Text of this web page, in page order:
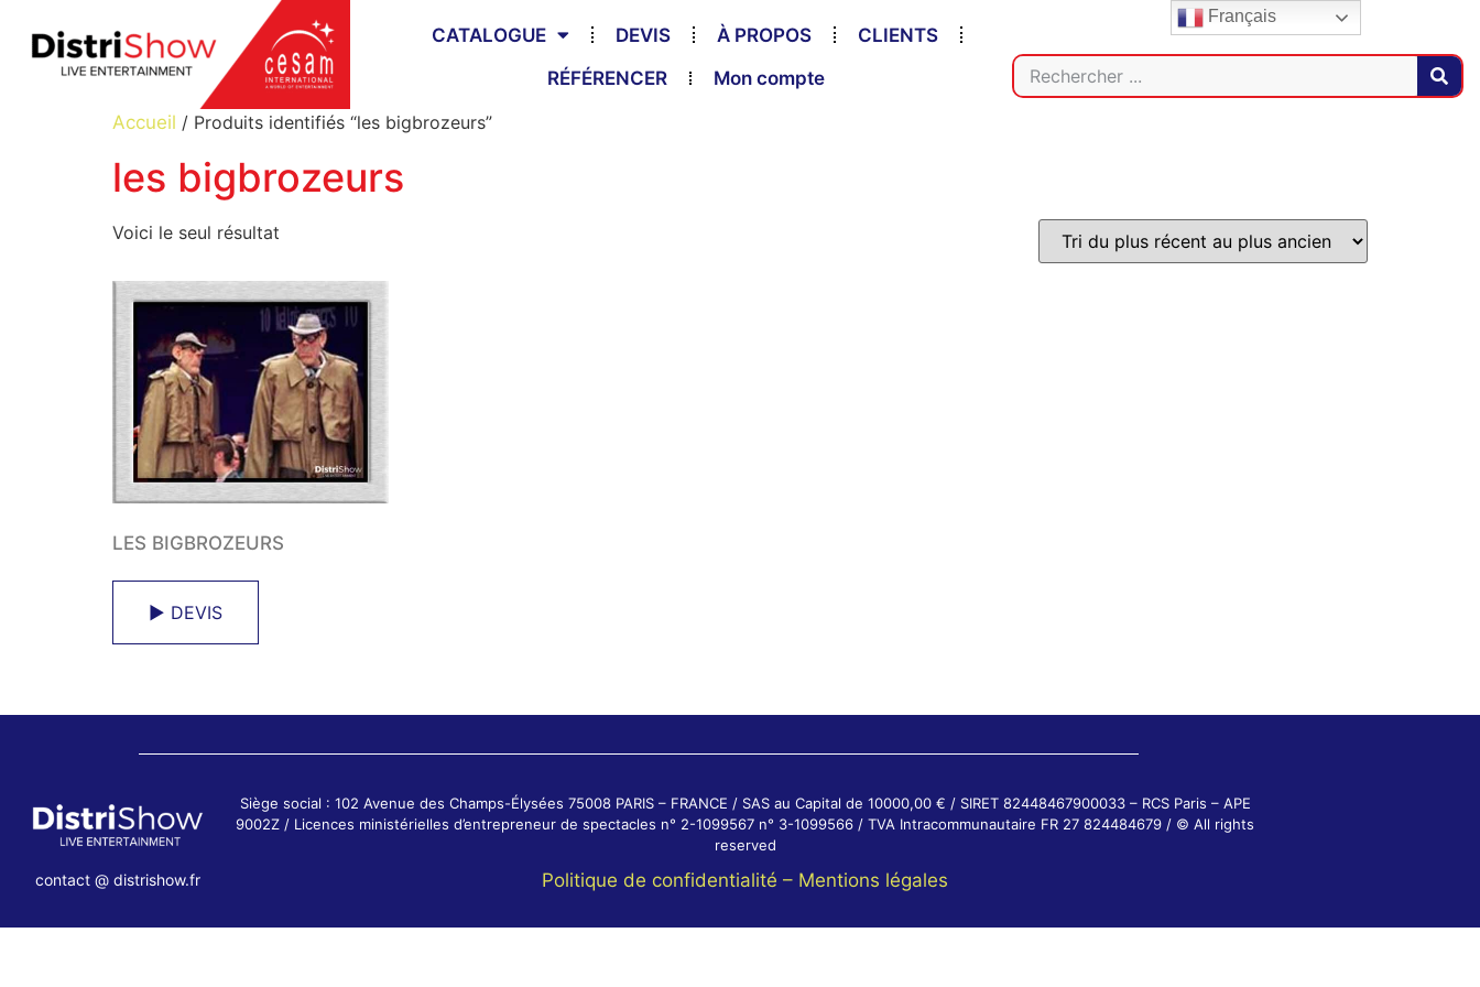
CATALOGUE DEVIS À PROPOS
CLIENTS
RÉFÉRENCER
Mon compte
Accueil / Produits identifiés “les bigbrozeurs”
les bigbrozeurs
Voici le seul résultat
LES BIGBROZEURS
► DEVIS
contact @ distrishow.fr
Siège social : 102 Avenue des Champs-Élysées 75008 PARIS – FRANCE / SAS au Capital de 10000,00 € / SIRET 82448467900033 – RCS Paris – APE
9002Z / Licences ministérielles d’entrepreneur de spectacles n° 2-1099567 n° 3-1099566 / TVA Intracommunautaire FR 27 824484679 / © All rights
reserved
Politique de confidentialité – Mentions légales
Français